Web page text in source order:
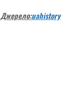
Джерело:uahistory